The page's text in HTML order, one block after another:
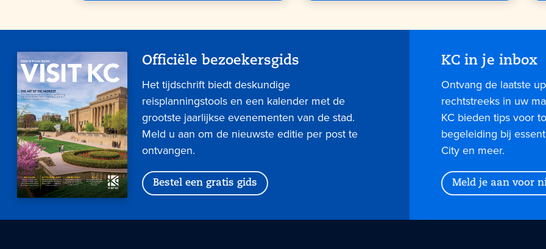
Officiële bezoekersgids
Het tijdschrift biedt deskundige
reisplanningstools en een kalender met de
grootste jaarlijkse evenementen van de stad.
Meld u aan om de nieuwste editie per post te
ontvangen.
Bestel een gratis gids
KC in je inbox
Ontvang de laatste
rechtstreeks in uw
KC bieden tips voor
begeleiding bij
City en meer.
Meld je aan voor